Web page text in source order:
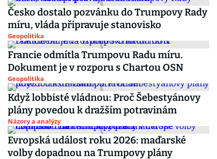
Česko dostalo pozvánku do Trumpovy Rady
míru, vláda připravuje stanovisko
Geopolitika
Francie odmítla Trumpovu Radu míru.
Dokument je v rozporu s Chartou OSN
Geopolitika
Když lobbisté vládnou: Proč Šebestyánovy
plány povedou k dražším potravinám
Názory a analýzy
Evropská událost roku 2026: maďarské
volby dopadnou na Trumpovy plány